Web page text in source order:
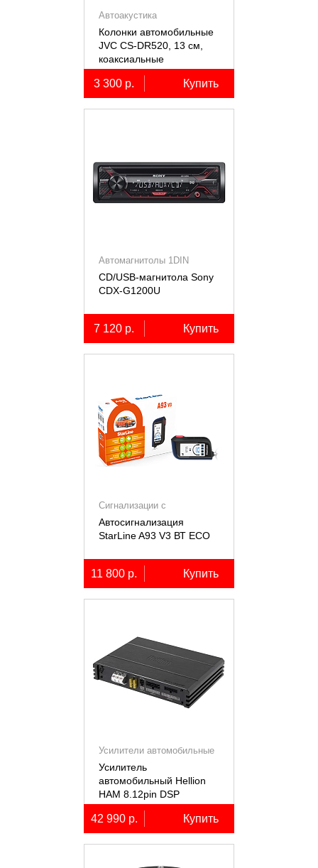
Автоакустика
Колонки автомобильные
JVC CS-DR520, 13 см,
коаксиальные
двухполосные, 2 шт.
3 300 р. Купить
Автомагнитолы 1DIN
CD/USB-магнитола Sony
СDX-G1200U
7 120 р. Купить
Сигнализации с
автозапуском
Автосигнализация
StarLine A93 V3 ВТ ECO
11 800 р. Купить
Усилители автомобильные
Усилитель
автомобильный Hellion
HAM 8.12pin DSP
десятиканальный,
8x80+2х100Вт (4Ом),
встроенный 12
канальный процессор
42 990 р. Купить